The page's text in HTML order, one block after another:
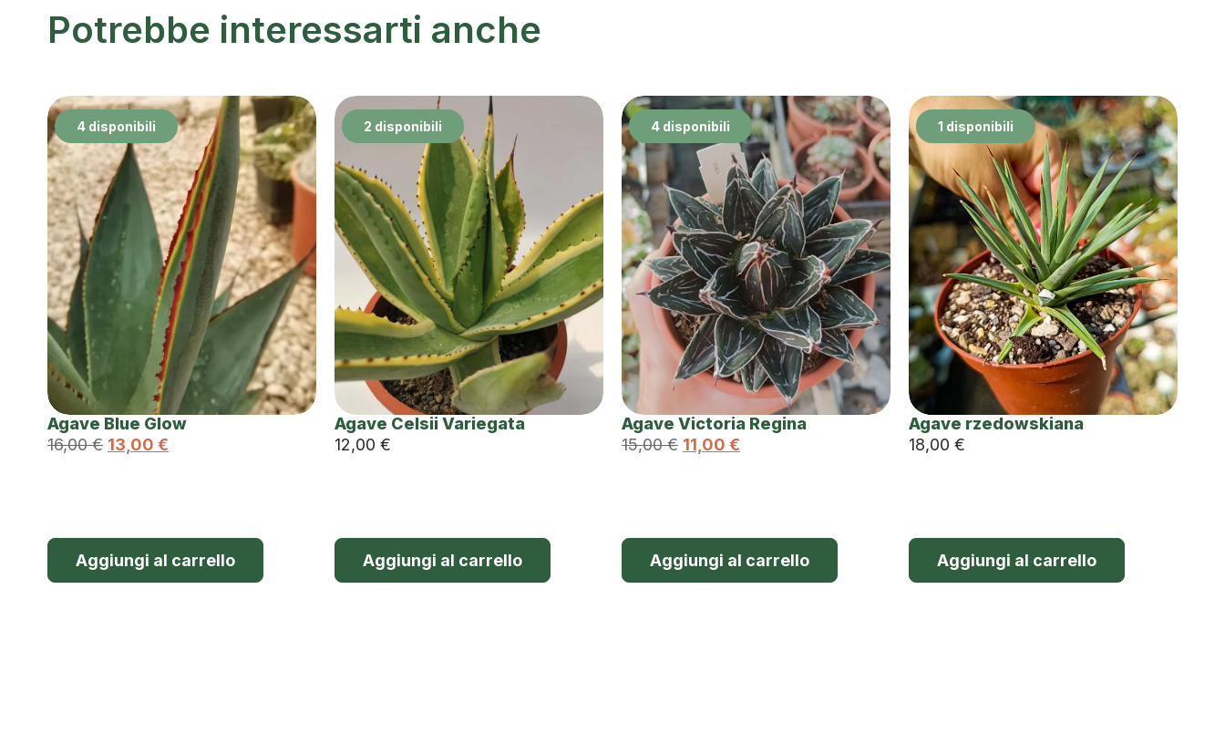
Potrebbe interessarti anche
4 disponibili
Agave Blue Glow
16,00€ 13,00 €
Aggiungi al carrello
2 disponibili
Agave Celsii Variegata
12,00 €
Aggiungi al carrello
4 disponibili
Agave Victoria Regina
15,00€ 11,00 €
Aggiungi al carrello
1 disponibili
Agave rzedowskiana
18,00 €
Aggiungi al carrello